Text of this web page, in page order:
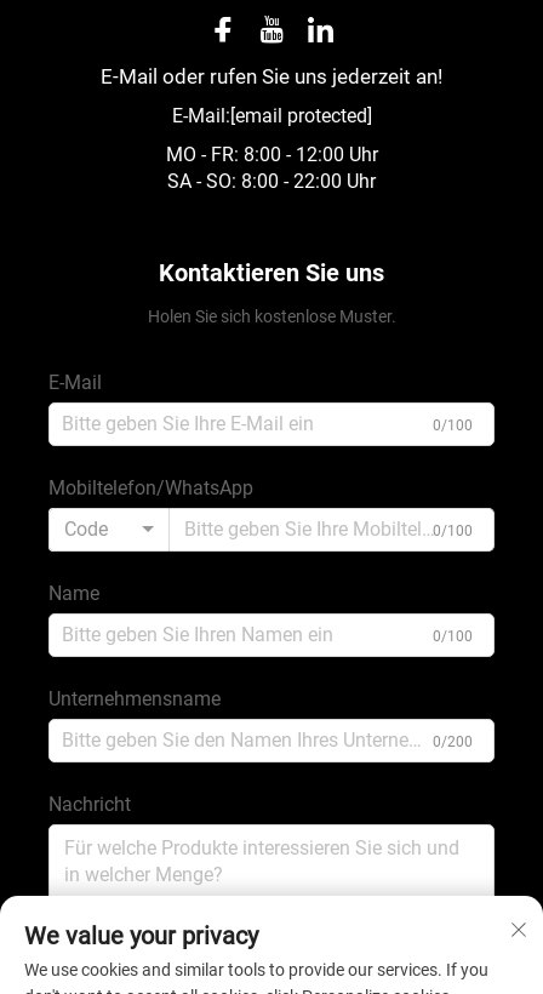
E-Mail oder rufen Sie uns jederzeit an!
E-Mail:[email protected]
MO - FR: 8:00 - 12:00 Uhr
SA - SO: 8:00 - 22:00 Uhr
Kontaktieren Sie uns
Holen Sie sich kostenlose Muster.
E-Mail
0/100
Mobiltelefon/WhatsApp
Code
0/100
Name
0/100
Unternehmensname
0/200
Nachricht
We value your privacy
We use cookies and similar tools to provide our services. If you